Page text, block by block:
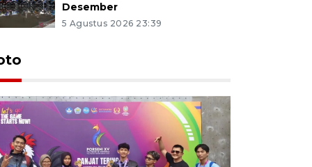
Desember
5 Agustus 2026 23:39